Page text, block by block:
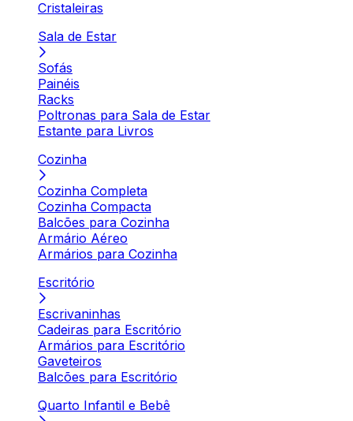
Cristaleiras
Sala de Estar
Sofás
Painéis
Racks
Poltronas para Sala de Estar
Estante para Livros
Cozinha
Cozinha Completa
Cozinha Compacta
Balcões para Cozinha
Armário Aéreo
Armários para Cozinha
Escritório
Escrivaninhas
Cadeiras para Escritório
Armários para Escritório
Gaveteiros
Balcões para Escritório
Quarto Infantil e Bebê